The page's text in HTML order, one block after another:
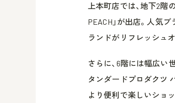
上本町店では、地下2階
PEACH」が出店。人気
ランドがリフレッシュ
さらに、6階には幅広い世
タンダードプロダクツ バ
より便利で楽しいショ